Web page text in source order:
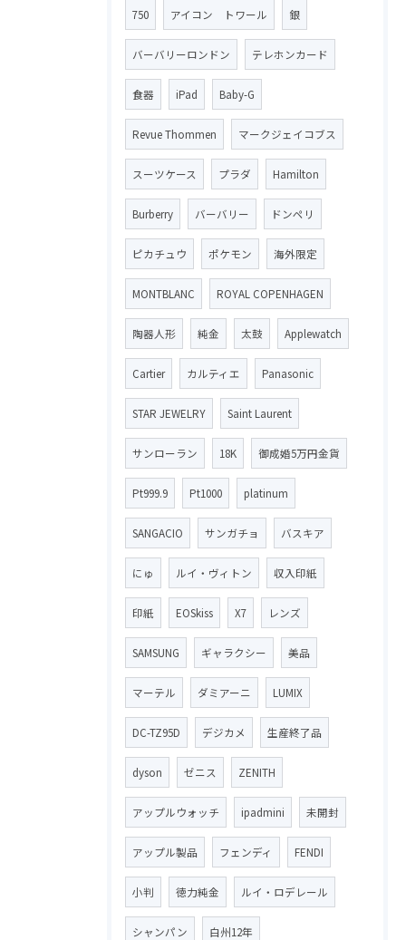
750 アイコン トワール 銀
バーバリーロンドン テレホンカード
食器 iPad Baby-G
Revue Thommen マークジェイコブス
スーツケース プラダ Hamilton
Burberry バーバリー ドンペリ
ピカチュウ ポケモン 海外限定
MONTBLANC ROYAL COPENHAGEN
陶器人形 純金 太鼓 Applewatch
Cartier カルティエ Panasonic
STAR JEWELRY Saint Laurent
サンローラン 18K 御成婚5万円金貨
Pt999.9 Pt1000 platinum
SANGACIO サンガチョ バスキア
にゅ ルイ・ヴィトン 収入印紙
印紙 EOSkiss X7 レンズ
SAMSUNG ギャラクシー 美品
マーテル ダミアーニ LUMIX
DC-TZ95D デジカメ 生産終了品
dyson ゼニス ZENITH
アップルウォッチ ipadmini 未開封
アップル製品 フェンディ FENDI
小判 徳力純金 ルイ・ロデレール
シャンパン 白州12年